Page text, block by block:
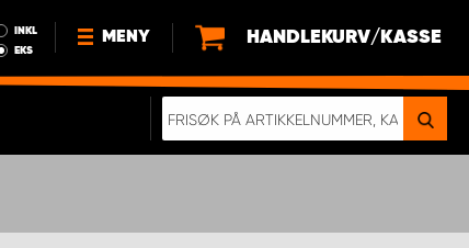
INKL
EKS
MENY
NYHETER
HANDLEKURV/KASSE